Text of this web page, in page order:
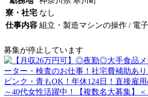
寮・社宅 なし
仕事内容 組立・製造マシンの操作 / 電
募集が停止しています